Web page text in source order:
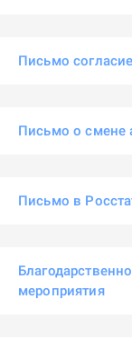
Письмо согласие
Письмо о смене
Письмо в
мероприятия